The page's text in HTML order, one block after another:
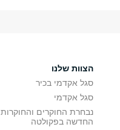
הצוות שלנו
סגל אקדמי בכיר
סגל אקדמי
נבחרת החוקרים והחוקרות
החדשה בפקולטה